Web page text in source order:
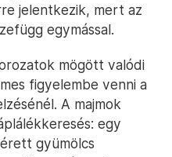
jelentkezik, mert az
egymással.
mögött valódi
figyelembe venni a
A majmok
egy
gyümölcs